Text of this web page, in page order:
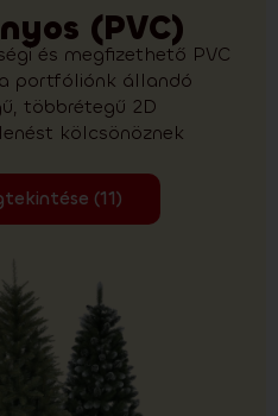
(PVC)
és megfizethető PVC
portfóliónk állandó
többrétegű 2D
kölcsönöznek
(11)